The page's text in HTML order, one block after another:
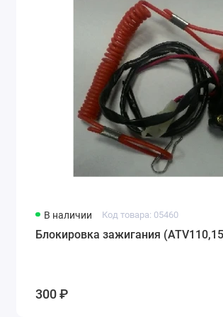
В наличии Код товара: 05460
Блокировка зажигания
300 ₽